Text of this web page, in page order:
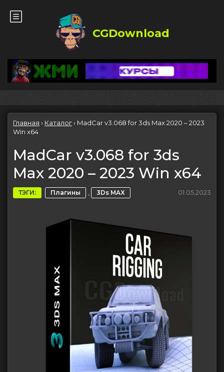
CGDownload
Главная › Каталог› MadCar v3.068 for 3ds Max 2020 – 2023
Win x64
MadCar v3.068 for 3ds
Max 2020 – 2023 Win x64
ТЭГИ: Плагины , 3Ds MAX 01.05.2023